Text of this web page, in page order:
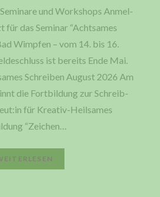
und Work­shops Anmel­
für das Semi­nar “Acht­sa­mes
Wimp­fen – vom 14. bis 16.
ist bereits Ende Mai.
Schrei­ben August 2026 Am
die Fort­bil­dung zur Schreib-
für Kre­a­­tiv-Heil­­sa­­mes
“Zei­chen…